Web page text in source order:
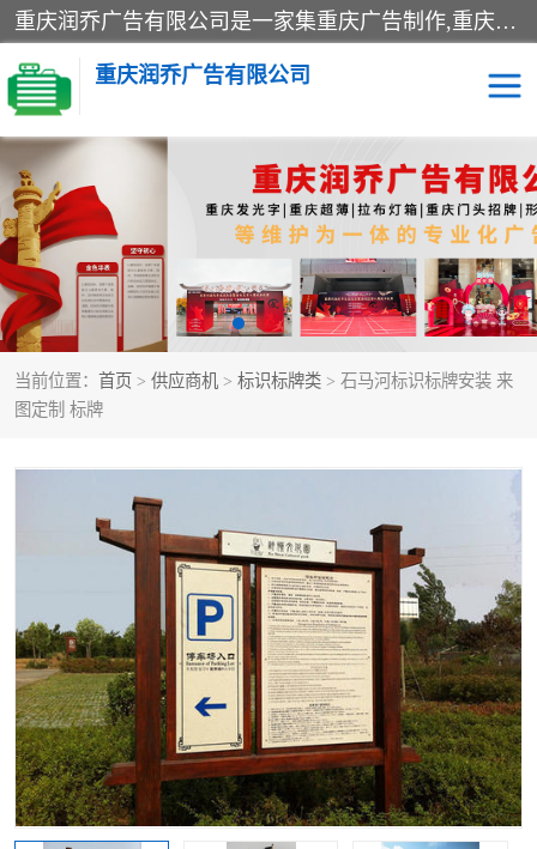
重庆润乔广告有限公司是一家集重庆广告制作,重庆标识标牌,亚克力发光字,led发光字,树脂发光字,超薄灯箱,拉布灯箱,吸塑灯箱,门头招牌,企业形象墙,写真喷绘,x展架,拉网展架,广告展架,条幅,锦旗设计,制作,施工,维护为一体的专业化广告公司.
重庆润乔广告有限公司
当前位置： 首页 > 供应商机 > 标识标牌类 > 石马河标识标牌安装 来
图定制 标牌
招牌类 发光字类
灯箱类 形象墙类
标识标牌类 写真喷绘类
展架 条幅